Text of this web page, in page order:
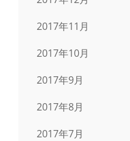
2017年11月
2017年10月
2017年9月
2017年8月
2017年7月